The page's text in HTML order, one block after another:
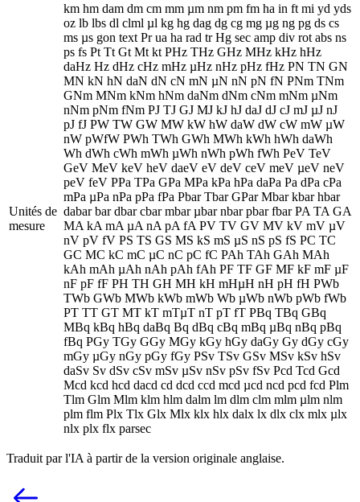
Unités de
mesure
km hm dam dm cm mm µm nm pm fm ha in ft mi yd yds
oz lb lbs dl clml µl kg hg dag dg cg mg µg ng pg ds cs
ms µs gon text Pr ua ha rad tr Hg sec amp div rot abs ns
ps fs Pt Tt Gt Mt kt PHz THz GHz MHz kHz hHz
daHz Hz dHz cHz mHz µHz nHz pHz fHz PN TN GN
MN kN hN daN dN cN mN µN nN pN fN PNm TNm
GNm MNm kNm hNm daNm dNm cNm mNm µNm
nNm pNm fNm PJ TJ GJ MJ kJ hJ daJ dJ cJ mJ µJ nJ
pJ fJ PW TW GW MW kW hW daW dW cW mW µW
nW pWfW PWh TWh GWh MWh kWh hWh daWh
Wh dWh cWh mWh µWh nWh pWh fWh PeV TeV
GeV MeV keV heV daeV eV deV ceV meV µeV neV
peV feV PPa TPa GPa MPa kPa hPa daPa Pa dPa cPa
mPa µPa nPa pPa fPa Pbar Tbar GPar Mbar kbar hbar
dabar bar dbar cbar mbar µbar nbar pbar fbar PA TA GA
MA kA mA µA nA pA fA PV TV GV MV kV mV µV
nV pV fV PS TS GS MS kS mS µS nS pS fS PC TC
GC MC kC mC µC nC pC fC PAh TAh GAh MAh
kAh mAh µAh nAh pAh fAh PF TF GF MF kF mF µF
nF pF fF PH TH GH MH kH mHµH nH pH fH PWb
TWb GWb MWb kWb mWb Wb µWb nWb pWb fWb
PT TT GT MT kT mTµT nT pT fT PBq TBq GBq
MBq kBq hBq daBq Bq dBq cBq mBq µBq nBq pBq
fBq PGy TGy GGy MGy kGy hGy daGy Gy dGy cGy
mGy µGy nGy pGy fGy PSv TSv GSv MSv kSv hSv
daSv Sv dSv cSv mSv µSv nSv pSv fSv Pcd Tcd Gcd
Mcd kcd hcd dacd cd dcd ccd mcd µcd ncd pcd fcd Plm
Tlm Glm Mlm klm hlm dalm lm dlm clm mlm µlm nlm
plm flm Plx Tlx Glx Mlx klx hlx dalx lx dlx clx mlx µlx
nlx plx flx parsec
Traduit par l'IA à partir de la version originale anglaise.